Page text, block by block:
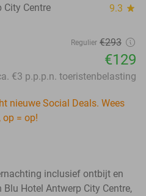
City Centre 9.3 star
Regulier €293
€129
€3 p.p.p.n. toeristenbelasting
nieuwe Social Deals. Wees
op = op!
inclusief ontbijt en
Hotel Antwerp City Centre,